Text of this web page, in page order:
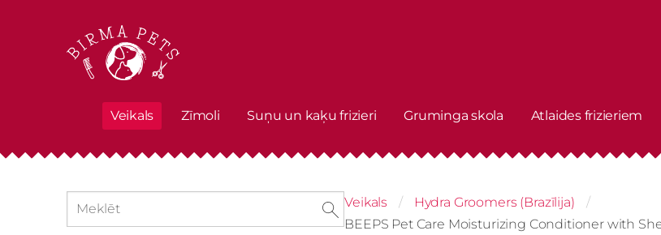
Veikals Zīmoli Suņu un kaķu frizieri Gruminga skola Atlaides frizieriem
Veikals
Hydra Groomers (Brazīlija)
BEEPS Pet Care Moisturizing Conditioner with